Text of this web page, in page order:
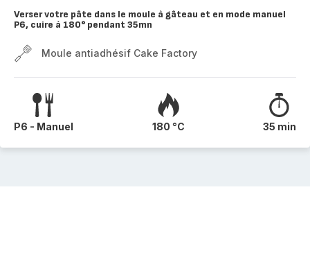
Verser votre pâte dans le moule à gâteau et en mode manuel
P6, cuire à 180° pendant 35mn
Moule antiadhésif Cake Factory
P6 - Manuel 180 °C 35 min